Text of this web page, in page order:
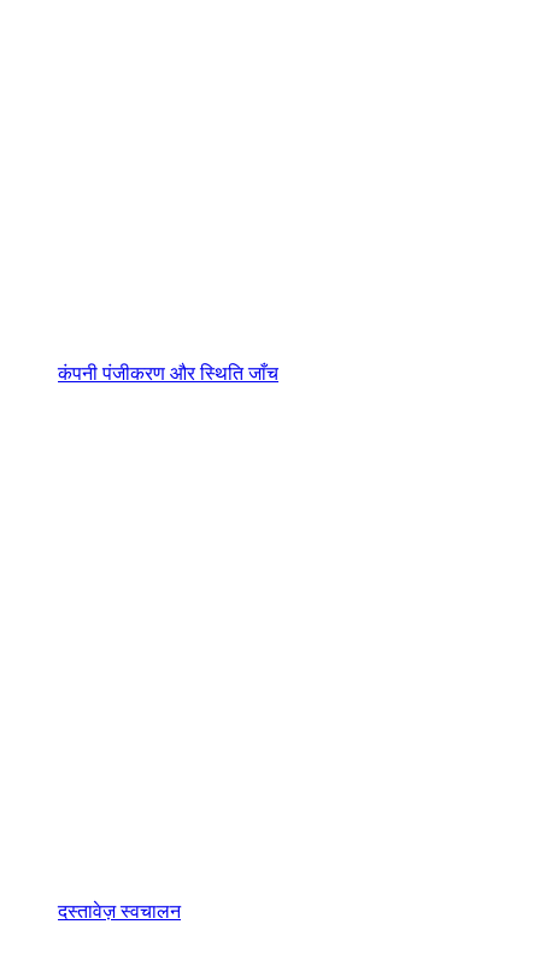
कंपनी पंजीकरण और स्थिति जाँच
दस्तावेज़ स्वचालन